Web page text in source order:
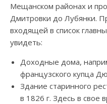
Мещанском районах и
Дмитровки до Лубянки.
входящей в список
увидеть:
Доходные дома,
французского купца
Здание старинного
в 1826 г. Здесь в свое